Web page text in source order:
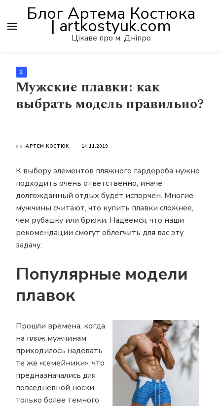
Блог Артема Костюка
| artkostyuk.com
Цікаве про м. Дніпро
2
Мужские плавки: как
выбрать модель правильно?
від АРТЕМ КОСТЮК 14.11.2019
К выбору элементов пляжного гардероба нужно
подходить очень ответственно, иначе
долгожданный отдых будет испорчен. Многие
мужчины считают, что купить плавки сложнее,
чем рубашку или брюки. Надеемся, что наши
рекомендации смогут облегчить для вас эту
задачу.
Популярные модели
плавок
Прошли времена, когда
на пляж мужчинам
приходилось надевать
те же «семейники», что
предназначались для
повседневной носки,
только более темного